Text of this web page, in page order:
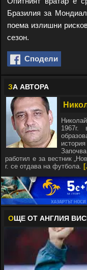
Бразилия за
поема излишни
сезон.
Сподели
ЗА АВТОРА
работил е за вестник
г. се отдава на футбола.
ОЩЕ ОТ АНГЛИЯ